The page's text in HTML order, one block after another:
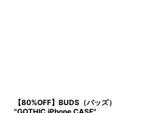
【80%OFF】BUDS（バッズ）